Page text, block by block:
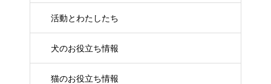
活動とわたしたち
犬のお役立ち情報
猫のお役立ち情報